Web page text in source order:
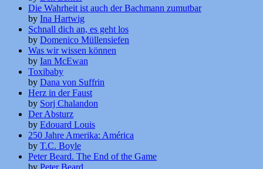
Die Wahrheit ist auch der Bachmann zumutbar
by Ina Hartwig
Schnall dich an, es geht los
by Domenico Müllensiefen
Was wir wissen können
by Ian McEwan
Toxibaby
by Dana von Suffrin
Herz in der Faust
by Sorj Chalandon
Der Absturz
by Edouard Louis
250 Jahre Amerika: América
by T.C. Boyle
Peter Beard. The End of the Game
by Peter Beard